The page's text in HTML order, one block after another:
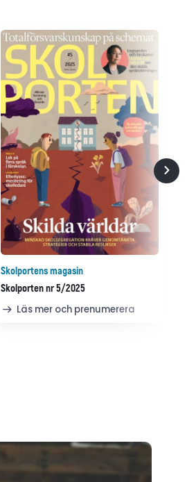
Skolportens magasin
Skolporten nr 5/2025
Läs mer och prenumerera